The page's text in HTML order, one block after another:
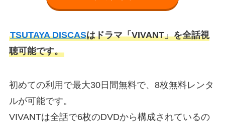
TSUTAYA DISCASはドラマ「VIVANT」を全話視
聴可能です。
初めての利用で最大30日間無料で、8枚無料レンタ
ルが可能です。
VIVANTは全話で6枚のDVDから構成されているの